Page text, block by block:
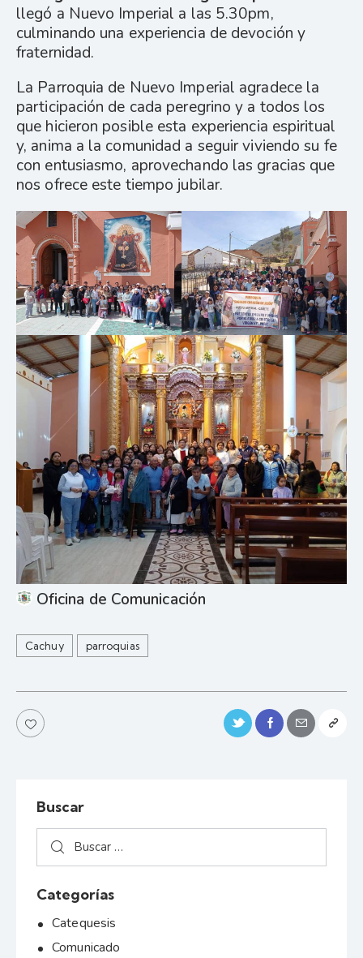
llegó a Nuevo Imperial a las 5.30pm,
culminando una experiencia de devoción y
fraternidad.
La Parroquia de Nuevo Imperial agradece la
participación de cada peregrino y a todos los
que hicieron posible esta experiencia espiritual
y, anima a la comunidad a seguir viviendo su fe
con entusiasmo, aprovechando las gracias que
nos ofrece este tiempo jubilar.
Oficina de Comunicación
Cachuy parroquias
Buscar
Categorías
Catequesis
Comunicado